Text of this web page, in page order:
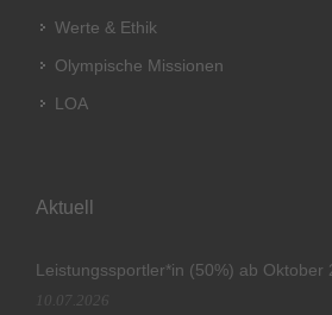
Werte & Ethik
Olympische Missionen
LOA
Aktuell
Leistungssportler*in (50%) ab Oktober
10.07.2026